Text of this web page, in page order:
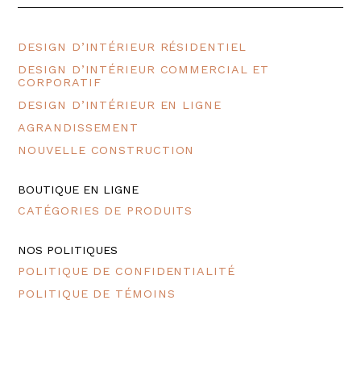
DESIGN D’INTÉRIEUR RÉSIDENTIEL
DESIGN D’INTÉRIEUR COMMERCIAL ET
CORPORATIF
DESIGN D’INTÉRIEUR EN LIGNE
AGRANDISSEMENT
NOUVELLE CONSTRUCTION
BOUTIQUE EN LIGNE
CATÉGORIES DE PRODUITS
NOS POLITIQUES
POLITIQUE DE CONFIDENTIALITÉ
POLITIQUE DE TÉMOINS